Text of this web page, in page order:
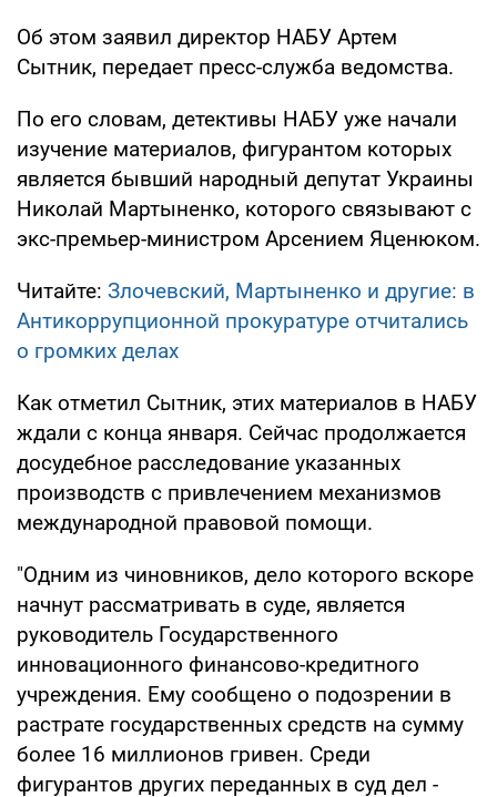
Об этом заявил директор НАБУ Артем
Сытник, передает пресс-служба ведомства.
По его словам, детективы НАБУ уже начали
изучение материалов, фигурантом которых
является бывший народный депутат Украины
Николай Мартыненко, которого связывают с
экс-премьер-министром Арсением Яценюком.
Читайте: Злочевский, Мартыненко и другие: в
Антикоррупционной прокуратуре отчитались
о громких делах
Как отметил Сытник, этих материалов в НАБУ
ждали с конца января. Сейчас продолжается
досудебное расследование указанных
производств с привлечением механизмов
международной правовой помощи.
"Одним из чиновников, дело которого вскоре
начнут рассматривать в суде, является
руководитель Государственного
инновационного финансово-кредитного
учреждения. Ему сообщено о подозрении в
растрате государственных средств на сумму
более 16 миллионов гривен. Среди
фигурантов других переданных в суд дел -